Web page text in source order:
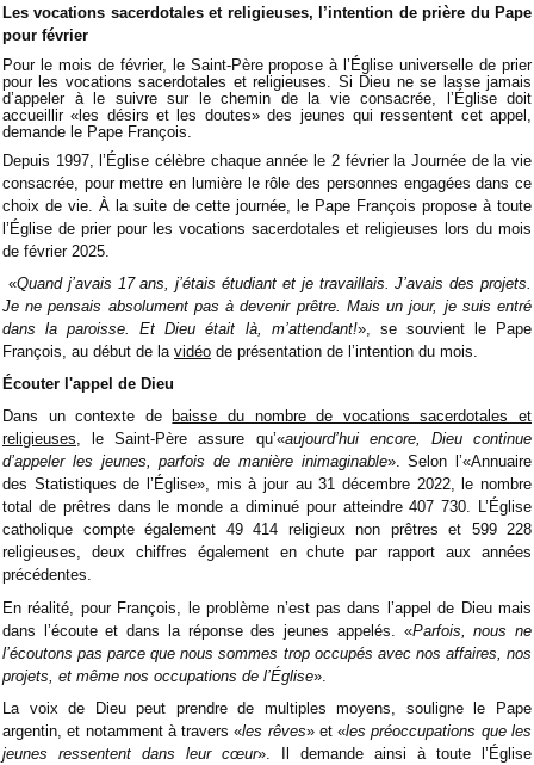
Les vocations sacerdotales et religieuses, l’intention de prière du Pape
pour février
Pour le mois de février, le Saint-Père propose à l’Église universelle de prier
pour les vocations sacerdotales et religieuses. Si Dieu ne se lasse jamais
d’appeler à le suivre sur le chemin de la vie consacrée, l’Église doit
accueillir «les désirs et les doutes» des jeunes qui ressentent cet appel,
demande le Pape François.
Depuis 1997, l’Église célèbre chaque année le 2 février la Journée de la vie
consacrée, pour mettre en lumière le rôle des personnes engagées dans ce
choix de vie. À la suite de cette journée, le Pape François propose à toute
l’Église de prier pour les vocations sacerdotales et religieuses lors du mois
de février 2025.
«Quand j’avais 17 ans, j’étais étudiant et je travaillais. J’avais des projets.
Je ne pensais absolument pas à devenir prêtre. Mais un jour, je suis entré
dans la paroisse. Et Dieu était là, m’attendant!», se souvient le Pape
François, au début de la vidéo de présentation de l’intention du mois.
Écouter l'appel de Dieu
Dans un contexte de
baisse du nombre de vocations sacerdotales et
religieuses, le Saint-Père assure qu’«aujourd’hui encore, Dieu continue
d’appeler les jeunes, parfois de manière inimaginable». Selon l’«Annuaire
des Statistiques de l’Église», mis à jour au 31 décembre 2022, le nombre
total de prêtres dans le monde a diminué pour atteindre 407 730. L’Église
catholique compte également 49 414 religieux non prêtres et 599 228
religieuses, deux chiffres également en chute par rapport aux années
précédentes.
En réalité, pour François, le problème n’est pas dans l’appel de Dieu mais
dans l’écoute et dans la réponse des jeunes appelés. «Parfois, nous ne
l’écoutons pas parce que nous sommes trop occupés avec nos affaires, nos
projets, et même nos occupations de l’Église».
La voix de Dieu peut prendre de multiples moyens, souligne le Pape
argentin, et notamment à travers «les rêves» et «les préoccupations que les
jeunes ressentent dans leur cœur». Il demande ainsi à toute l’Église